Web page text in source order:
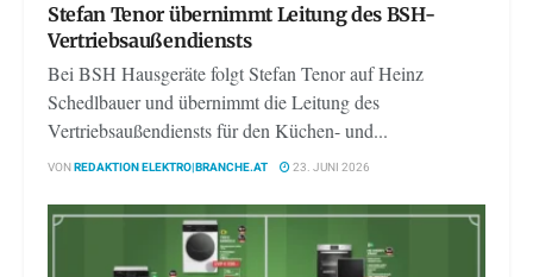
Stefan Tenor übernimmt Leitung des BSH-
Vertriebsaußendiensts
Bei BSH Hausgeräte folgt Stefan Tenor auf Heinz
Schedlbauer und übernimmt die Leitung des
Vertriebsaußendiensts für den Küchen- und...
VONREDAKTION ELEKTRO|BRANCHE.AT 23. JUNI 2026